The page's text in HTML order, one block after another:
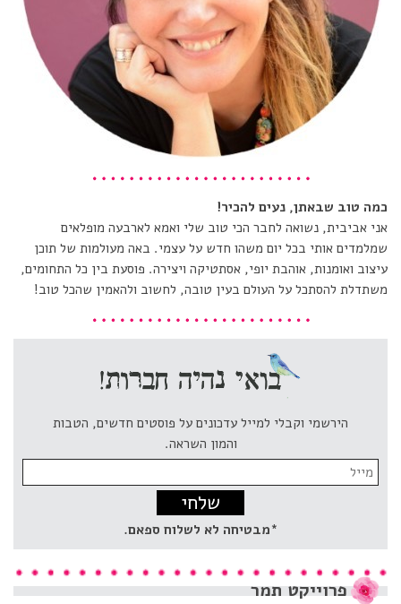
כמה טוב שבאתן, נעים להכיר!
אני אביבית, נשואה לחבר הכי טוב שלי ואמא לארבעה מופלאים
שמלמדים אותי בכל יום משהו חדש על עצמי. באה מעולמות של תוכן
עיצוב ואומנות, אוהבת יופי, אסתטיקה ויצירה. פוסעת בין כל התחומים,
משתדלת להסתכל על העולם בעין טובה, לחשוב ולהאמין שהכל טוב!
הירשמי וקבלי למייל עדכונים על פוסטים חדשים, הטבות
והמון השראה.
Email
address:
*מבטיחה לא לשלוח ספאם.
פרוייקט תמר